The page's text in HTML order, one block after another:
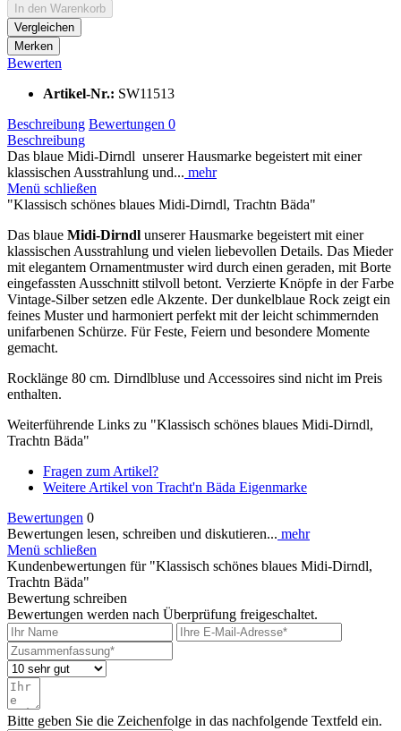
In den Warenkorb
Vergleichen
Merken
Bewerten
Artikel-Nr.: SW11513
Beschreibung Bewertungen 0
Beschreibung
Das blaue Midi-Dirndl unserer Hausmarke begeistert mit einer
klassischen Ausstrahlung und... mehr
Menü schließen
"Klassisch schönes blaues Midi-Dirndl, Trachtn Bäda"
Das blaue Midi-Dirndl unserer Hausmarke begeistert mit einer
klassischen Ausstrahlung und vielen liebevollen Details. Das Mieder
mit elegantem Ornamentmuster wird durch einen geraden, mit Borte
eingefassten Ausschnitt stilvoll betont. Verzierte Knöpfe in der Farbe
Vintage-Silber setzen edle Akzente. Der dunkelblaue Rock zeigt ein
feines Muster und harmoniert perfekt mit der leicht schimmernden
unifarbenen Schürze. Für Feste, Feiern und besondere Momente
gemacht.
Rocklänge 80 cm. Dirndlbluse und Accessoires sind nicht im Preis
enthalten.
Weiterführende Links zu "Klassisch schönes blaues Midi-Dirndl,
Trachtn Bäda"
Fragen zum Artikel?
Weitere Artikel von Tracht'n Bäda Eigenmarke
Bewertungen 0
Bewertungen lesen, schreiben und diskutieren... mehr
Menü schließen
Kundenbewertungen für "Klassisch schönes blaues Midi-Dirndl,
Trachtn Bäda"
Bewertung schreiben
Bewertungen werden nach Überprüfung freigeschaltet.
Bitte geben Sie die Zeichenfolge in das nachfolgende Textfeld ein.